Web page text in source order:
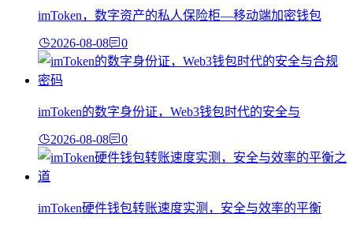
imToken，数字资产的私人保险柜—移动端加密钱包
2026-08-08 0
imToken的数字身份证，Web3钱包时代的安全与
2026-08-08 0
imToken硬件钱包转账速度实测，安全与效率的平衡